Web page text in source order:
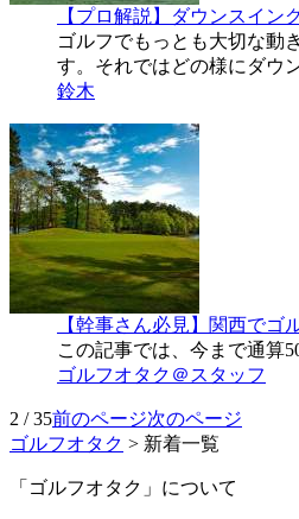
【プロ解説】ダウンスイ
ゴルフでもっとも大切な動
す。それではどの様にダウ
鈴木
【幹事さん必見】関西で
この記事では、今まで通算
ゴルフオタク＠スタッフ
2 / 35前のページ次のページ
ゴルフオタク > 新着一覧
「ゴルフオタク」について